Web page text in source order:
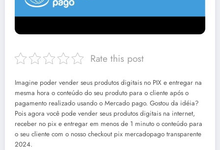
Rate this post
Imagine poder vender seus produtos digitais no PIX e entregar na
mesma hora o conteúdo do seu produto para o cliente após o
pagamento realizado usando o Mercado pago. Gostou da idéia?
Pois agora você pode vender seus produtos digitais na internet,
receber no pix e entregar em menos de 1 minuto o conteúdo para
o seu cliente com o nosso checkout pix mercadopago transparente
2024.